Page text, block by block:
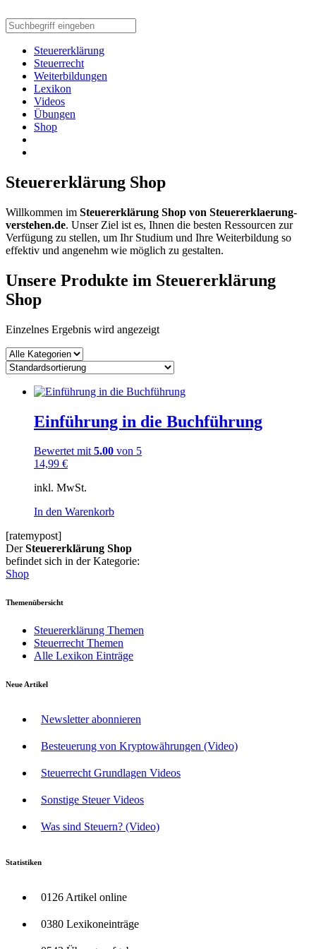
Steuererklärung
Steuerrecht
Weiterbildungen
Lexikon
Videos
Übungen
Shop
Steuererklärung Shop
Willkommen im Steuererklärung Shop von Steuererklaerung-
verstehen.de. Unser Ziel ist es, Ihnen die besten Ressourcen zur
Verfügung zu stellen, um Ihr Studium und Ihre Weiterbildung so
effektiv und angenehm wie möglich zu gestalten.
Unsere Produkte im Steuererklärung
Shop
Einzelnes Ergebnis wird angezeigt
Einführung in die Buchführung
Bewertet mit5.00 von 5
14,99 €
inkl. MwSt.
In den Warenkorb
[ratemypost]
DerSteuererklärung Shop
befindet sich in der Kategorie:
Shop
Themenübersicht
Steuererklärung Themen
Steuerrecht Themen
Alle Lexikon Einträge
Neue Artikel
Newsletter abonnieren
Besteuerung von Kryptowährungen (Video)
Steuerrecht Grundlagen Videos
Sonstige Steuer Videos
Was sind Steuern? (Video)
Statistiken
0126 Artikel online
0380 Lexikoneinträge